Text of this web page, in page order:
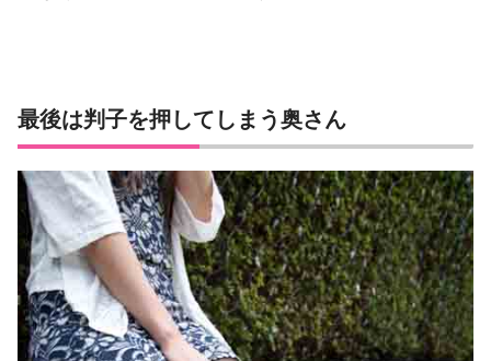
最後は判子を押してしまう奥さん